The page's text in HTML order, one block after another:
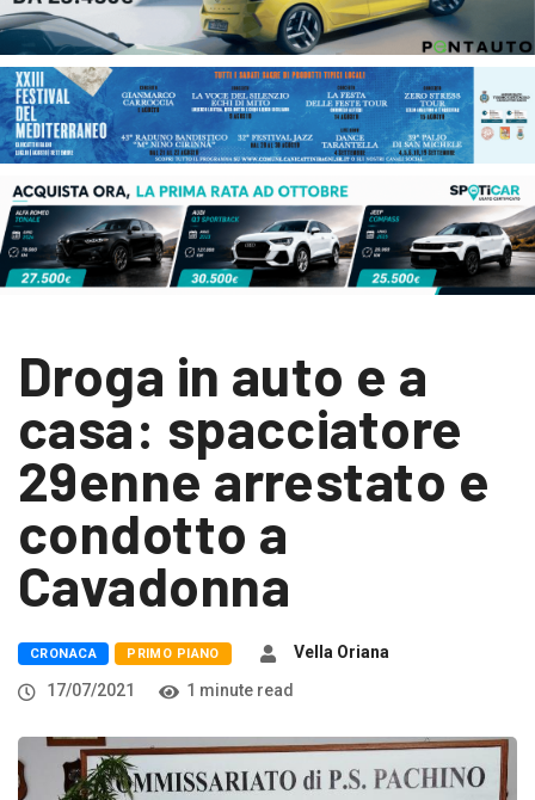
Droga in auto e a
casa: spacciatore
29enne arrestato e
condotto a
Cavadonna
CRONACA PRIMO PIANO
Vella Oriana
17/07/2021
1 minute read